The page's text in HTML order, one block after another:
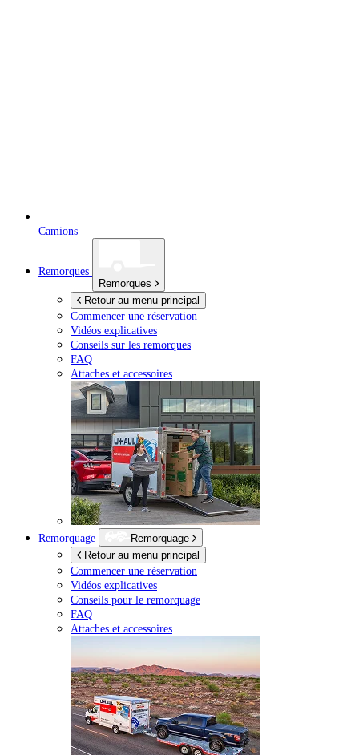
Camions
Remorques
Remorques
Retour au menu principal
Commencer une réservation
Vidéos explicatives
Conseils sur les remorques
FAQ
Attaches et accessoires
Remorquage
Remorquage
Retour au menu principal
Commencer une réservation
Vidéos explicatives
Conseils pour le remorquage
FAQ
Attaches et accessoires